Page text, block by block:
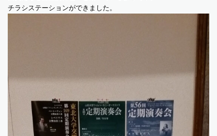
チラシステーションができました。